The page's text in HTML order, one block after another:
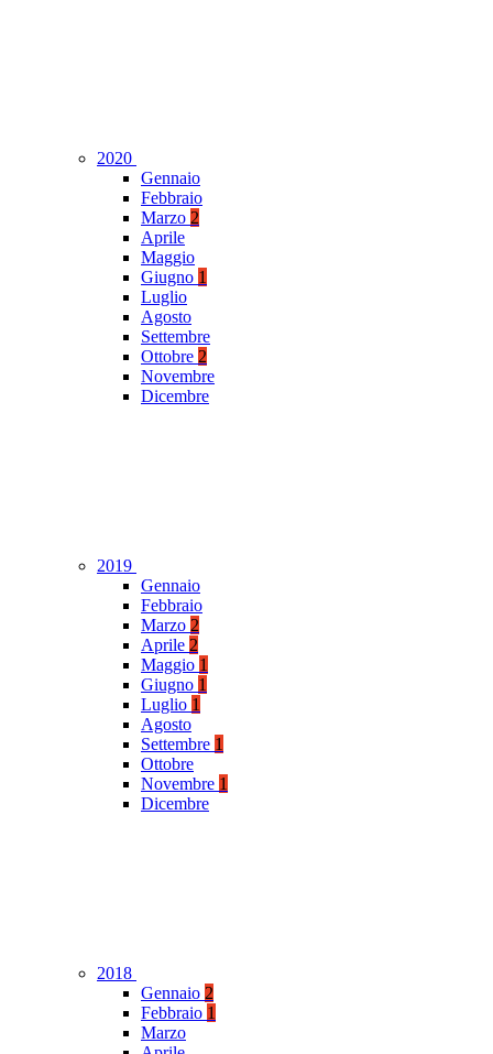
2020
Gennaio
Febbraio
Marzo 2
Aprile
Maggio
Giugno 1
Luglio
Agosto
Settembre
Ottobre 2
Novembre
Dicembre
2019
Gennaio
Febbraio
Marzo 2
Aprile 2
Maggio 1
Giugno 1
Luglio 1
Agosto
Settembre 1
Ottobre
Novembre 1
Dicembre
2018
Gennaio 2
Febbraio 1
Marzo